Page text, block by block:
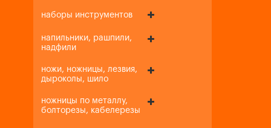
наборы инструментов
напильники, рашпили,
надфили
ножи, ножницы, лезвия,
дыроколы, шило
ножницы по металлу,
болторезы, кабелерезы